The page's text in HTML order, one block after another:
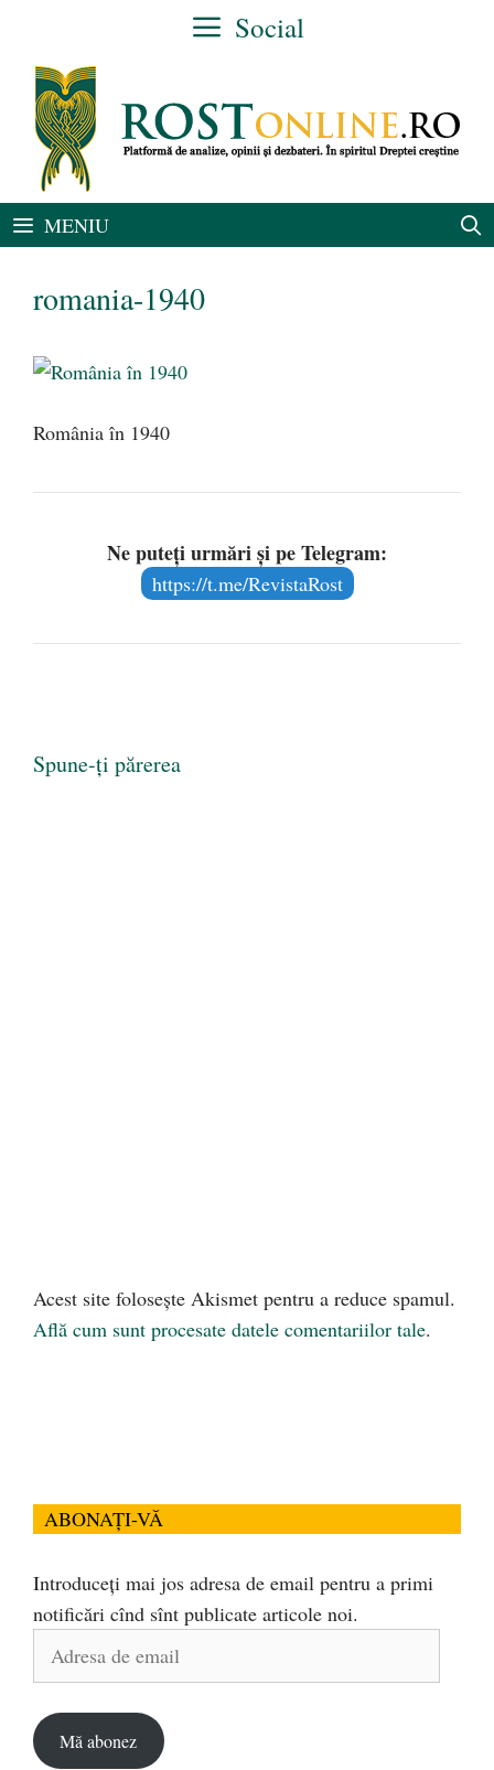
conținut
Social
MENIU
romania-1940
România în 1940
Ne puteți urmări și pe Telegram:
https://t.me/RevistaRost
Spune-ți părerea
Acest site folosește Akismet pentru a reduce spamul.
Află cum sunt procesate datele comentariilor tale.
ABONAȚI-VĂ
Introduceți mai jos adresa de email pentru a primi
notificări cînd sînt publicate articole noi.
Adresa
Mă abonez